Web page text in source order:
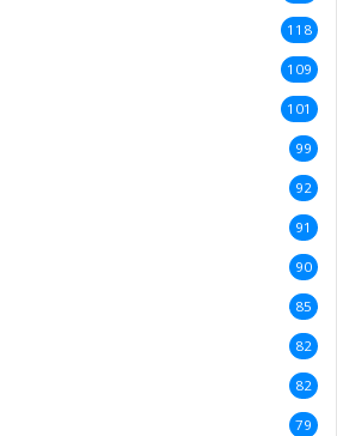
118
109
101
99
92
91
90
85
82
82
79